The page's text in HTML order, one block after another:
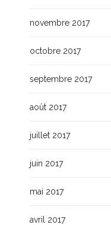
novembre 2017
octobre 2017
septembre 2017
août 2017
juillet 2017
juin 2017
mai 2017
avril 2017